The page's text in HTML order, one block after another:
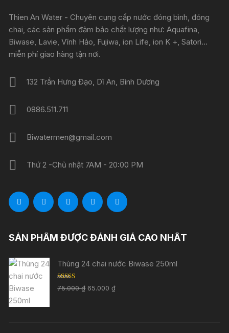
Thien An Water - Chuyên cung cấp nước đóng bình, đóng
chai, các sản phẩm đảm bảo chất lượng như: Aquafina,
Biwase, Lavie, Vĩnh Hảo, Fujiwa, ion Life, ion K +, Satori...
miễn phí giao hàng tận nơi.
132 Trần Hưng Đạo, Dĩ An, Bình Dương
0886.511.711
Biwatermen@gmail.com
Thứ 2 -Chủ nhật 7AM - 20:00 PM
SẢN PHẨM ĐƯỢC ĐÁNH GIÁ CAO NHẤT
Thùng 24 chai nước Biwase 250ml
Được xếp
hạng5.00 5
75.000₫ Giá
65.000₫Giá